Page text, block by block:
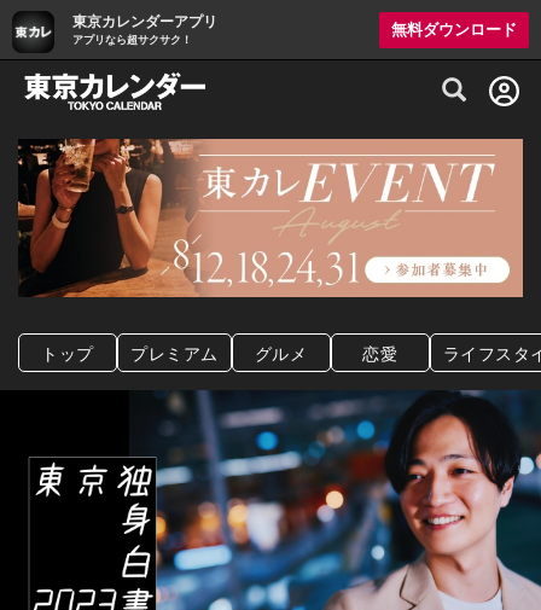
東京カレンダーアプリ
アプリなら超サクサク！
無料ダウンロード
グルメ情報・プレミアムレストラン予約
トップ プレミアム グルメ 恋愛 ライフスタ